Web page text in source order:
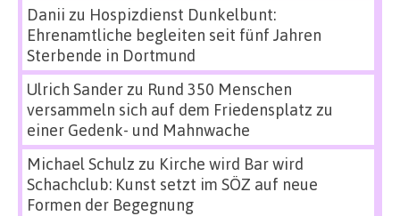
Danii zu Hospizdienst Dunkelbunt:
Ehrenamtliche begleiten seit fünf Jahren
Sterbende in Dortmund
Ulrich Sanderzu Rund 350 Menschen
versammeln sich auf dem Friedensplatz zu
einer Gedenk- und Mahnwache
Michael Schulz zu Kirche wird Bar wird
Schachclub: Kunst setzt im SÖZ auf neue
Formen der Begegnung